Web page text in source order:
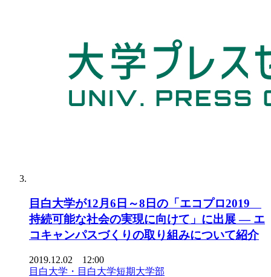
目白大学が12月6日～8日の「エコプロ2019
持続可能な社会の実現に向けて」に出展 — エ
コキャンパスづくりの取り組みについて紹介
2019.12.02 12:00
目白大学・目白大学短期大学部